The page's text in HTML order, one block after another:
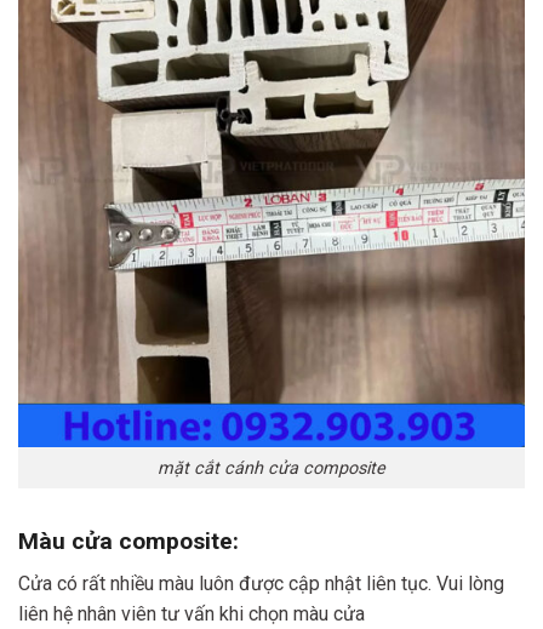
mặt cắt cánh cửa composite
Màu cửa composite:
Cửa có rất nhiều màu luôn được cập nhật liên tục. Vui lòng
liên hệ nhân viên tư vấn khi chọn màu cửa